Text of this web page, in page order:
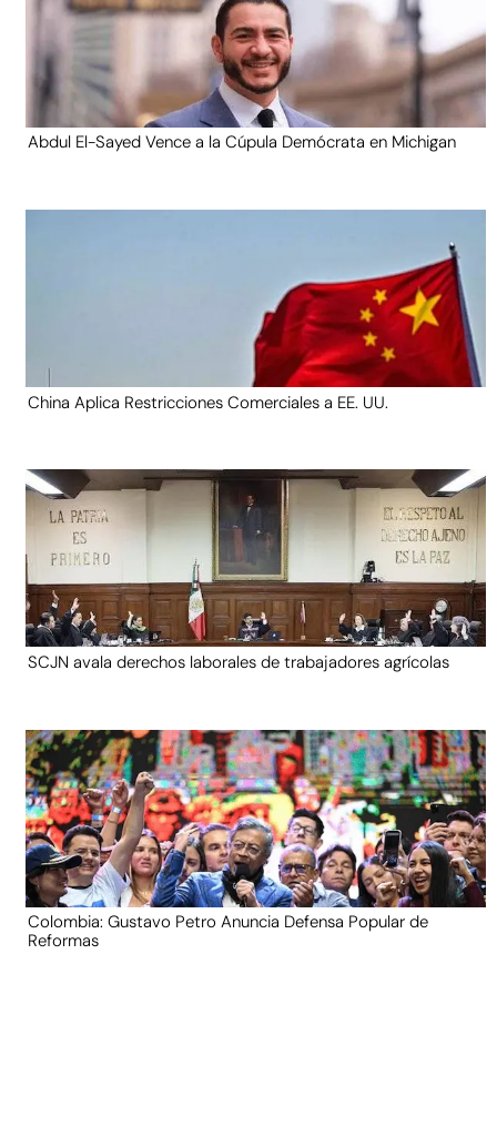
Abdul El-Sayed Vence a la Cúpula Demócrata en Michigan
China Aplica Restricciones Comerciales a EE. UU.
SCJN avala derechos laborales de trabajadores agrícolas
Colombia: Gustavo Petro Anuncia Defensa Popular de
Reformas